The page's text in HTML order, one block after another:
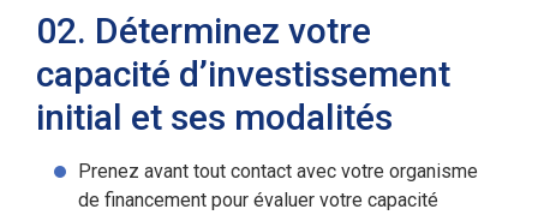
02. Déterminez votre
capacité d’investissement
initial et ses modalités
Prenez avant tout contact avec votre organisme
de financement pour évaluer votre capacité